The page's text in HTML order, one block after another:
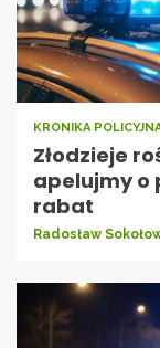
KRONIKA
Złodzieje
apelujmy o
rabat
Radosław